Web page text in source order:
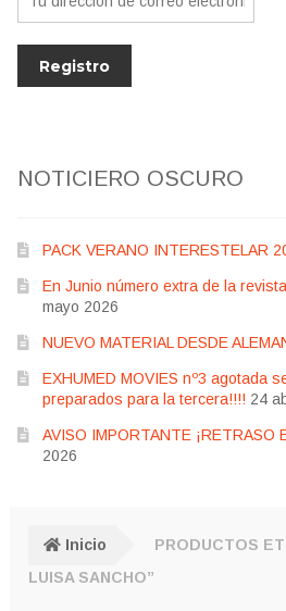
NOTICIERO OSCURO
PACK VERANO INTERESTELAR
En Junio número extra de la
mayo 2026
NUEVO MATERIAL DESDE
EXHUMED MOVIES nº3 agotada
preparados para la tercera!!!! 24
AVISO IMPORTANTE ¡RETRASO
2026
Inicio
PRODUCTOS
LUISA SANCHO”